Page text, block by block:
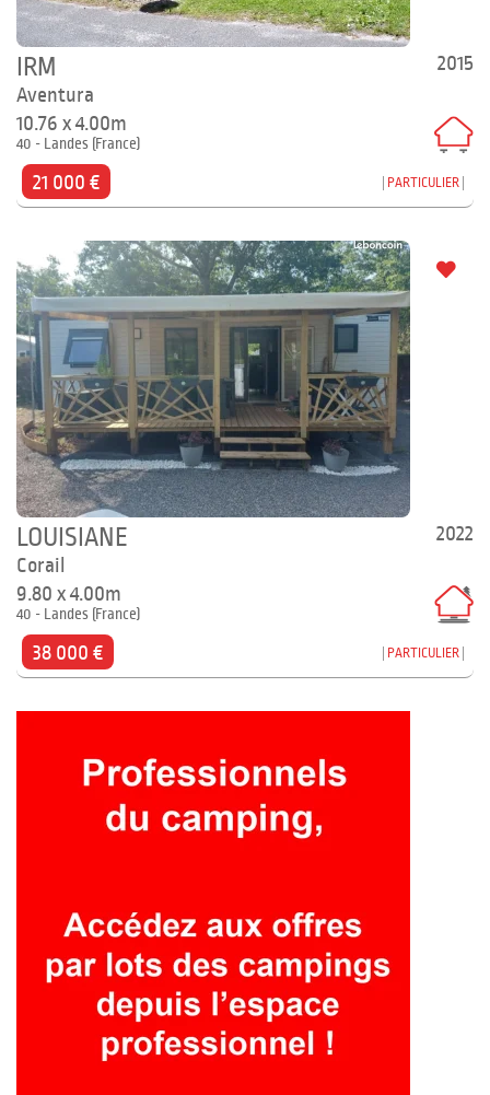
2015
IRM
Aventura
10.76 x 4.00m
40 - Landes (France)
21 000 € PARTICULIER
2022
LOUISIANE
Corail
9.80 x 4.00m
40 - Landes (France)
38 000 € PARTICULIER